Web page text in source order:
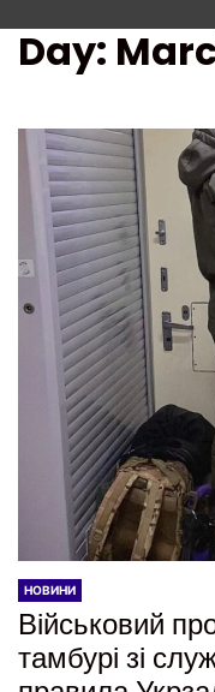
Day:
НОВИНИ
Військовий
тамбурі зі